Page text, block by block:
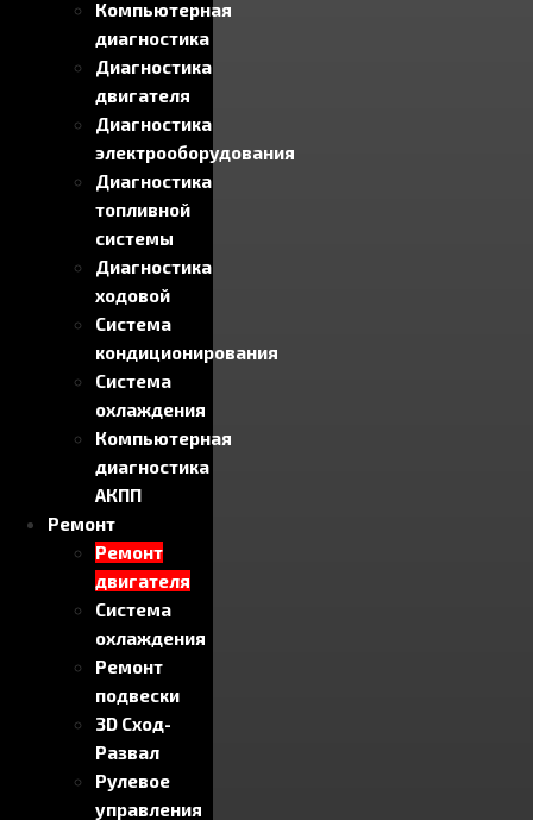
Компьютерная
диагностика
Диагностика
двигателя
Диагностика
электрооборудования
Диагностика
топливной
системы
Диагностика
ходовой
Система
кондиционирования
Система
охлаждения
Компьютерная
диагностика
АКПП
Ремонт
Ремонт
двигателя
Система
охлаждения
Ремонт
подвески
3D Сход-
Развал
Рулевое
управления